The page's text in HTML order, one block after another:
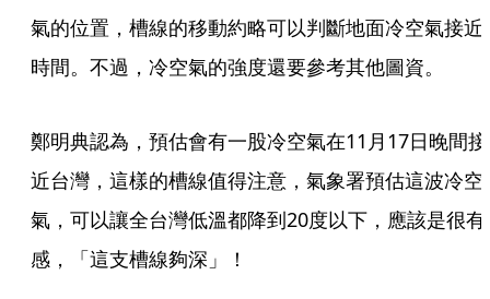
氣的位置，槽線的移動約略可以判斷地面冷空氣接近
時間。不過，冷空氣的強度還要參考其他圖資。
鄭明典認為，預估會有一股冷空氣在11月17日晚間接
近台灣，這樣的槽線值得注意，氣象署預估這波冷空
氣，可以讓全台灣低溫都降到20度以下，應該是很有
感，「這支槽線夠深」！